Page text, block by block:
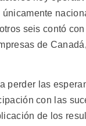
seis contó
de
perder las
con las
de los